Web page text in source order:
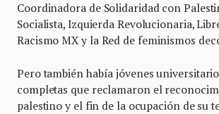
Coordinadora de Solidaridad con
Socialista, Izquierda Revolucionaria,
Racismo MX y la Red de feminismos
Pero también había jóvenes
completas que reclamaron el
palestino y el fin de la ocupación de su